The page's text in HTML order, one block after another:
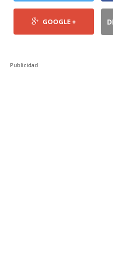
GOOGLE +
Publicidad